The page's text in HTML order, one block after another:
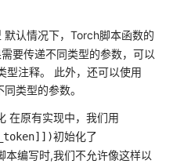
默认情况下，Torch脚本函数的
要传递不同类型的参数，可以
注释。
此外，还可以使用
类型的参数。
在原有实现中，我们用
初始化了
本编写时,我们不允许像这样以